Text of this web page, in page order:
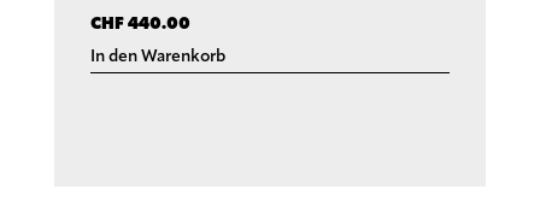
CHF440.00
In den Warenkorb